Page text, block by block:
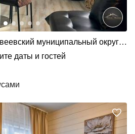
муниципальный округ,
157
даты и гостей